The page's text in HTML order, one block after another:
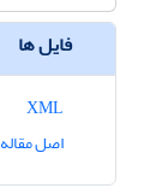
فایل ها
اصل مقاله